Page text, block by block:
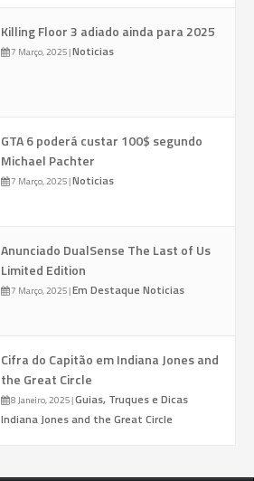
Killing Floor 3 adiado ainda para 2025
7 Março, 2025|Noticias
GTA 6 poderá custar 100$ segundo
Michael Pachter
7 Março, 2025|Noticias
Anunciado DualSense The Last of Us
Limited Edition
7 Março, 2025|Em Destaque Noticias
Cifra do Capitão em Indiana Jones and
the Great Circle
8 Janeiro, 2025|Guias, Truques e Dicas
Indiana Jones and the Great Circle